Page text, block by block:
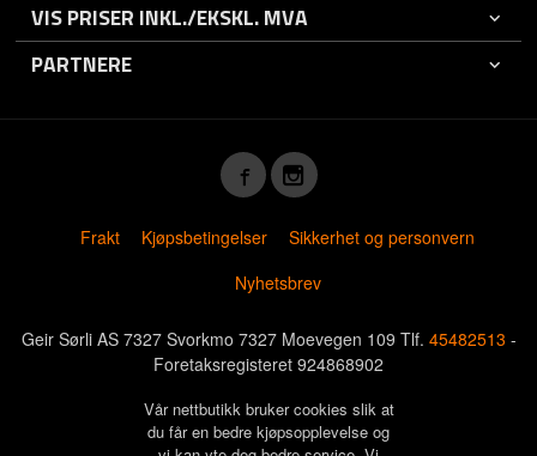
VIS PRISER INKL./EKSKL. MVA
PARTNERE
Frakt Kjøpsbetingelser
Sikkerhet og personvern
Nyhetsbrev
Geir Sørli AS 7327 Svorkmo 7327 Moevegen 109 Tlf. 45482513 -
Foretaksregisteret 924868902
Vår nettbutikk bruker cookies slik at
du får en bedre kjøpsopplevelse og